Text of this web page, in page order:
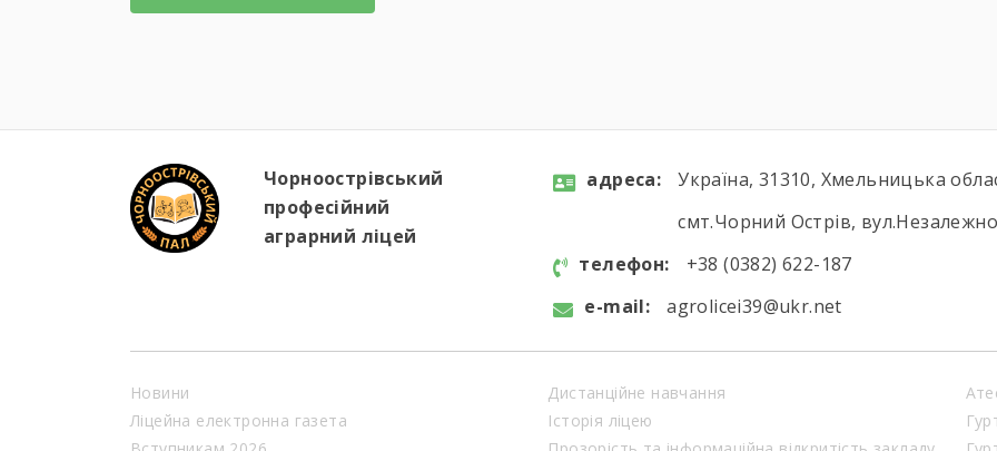
Чорноострівський
професійний
аграрний ліцей
aдресa:
Україна, 31310, Хмельницька
смт.Чорний Острів,
телефон:
+38 (0382) 622-187
e-mail:
agrolicei39@ukr.net
Новини
Ліцейна електронна газета
Дистанційне навчання
Історія ліцею